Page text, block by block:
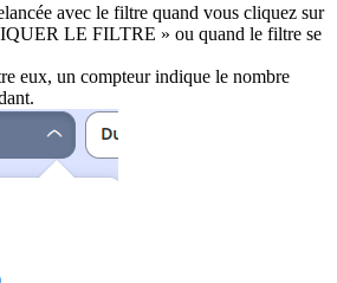
avec le filtre quand vous cliquez sur
LE FILTRE » ou quand le filtre se
eux, un compteur indique le nombre